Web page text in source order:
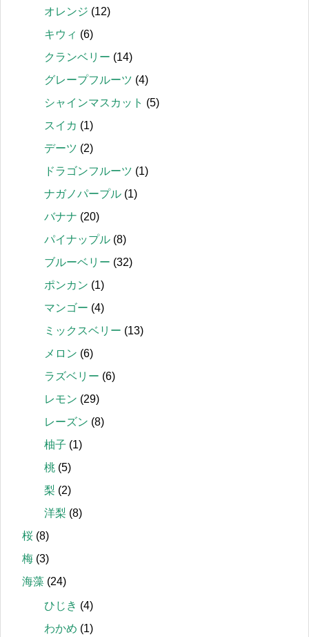
オレンジ (12)
キウィ (6)
クランベリー (14)
グレープフルーツ (4)
シャインマスカット (5)
スイカ (1)
デーツ (2)
ドラゴンフルーツ (1)
ナガノパープル (1)
バナナ (20)
パイナップル (8)
ブルーベリー (32)
ポンカン (1)
マンゴー (4)
ミックスベリー (13)
メロン (6)
ラズベリー (6)
レモン (29)
レーズン (8)
柚子 (1)
桃 (5)
梨 (2)
洋梨 (8)
桜 (8)
梅 (3)
海藻 (24)
ひじき (4)
わかめ (1)